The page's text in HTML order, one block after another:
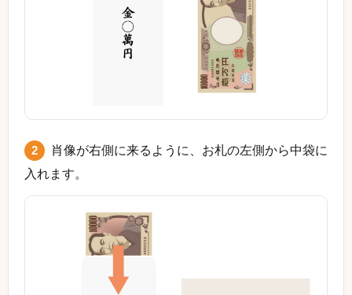
2
肖像が右側に来るように、お札の左側から中袋に
入れます。